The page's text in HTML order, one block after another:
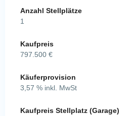
Anzahl Stellplätze
1
Kaufpreis
797.500 €
Käuferprovision
3,57 % inkl. MwSt
Kaufpreis Stellplatz (Garage)